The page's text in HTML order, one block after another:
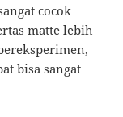
cocok
matte lebih
bisa sangat